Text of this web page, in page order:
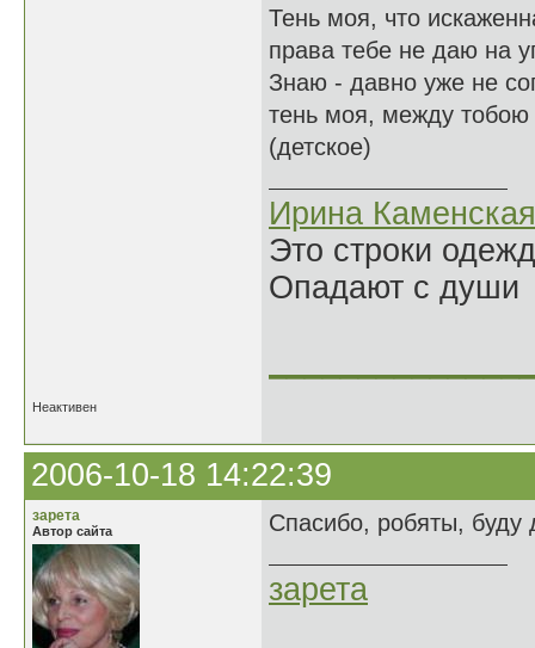
Тень моя, что
права тебе не даю на
Знаю - давно уже не
тень моя, между
(детское)
Ирина Каменская
Это строки
Опадают с души
Неактивен
2006-10-18 14:22:39
зарета
Автор сайта Спасибо, робяты, буду
зарета